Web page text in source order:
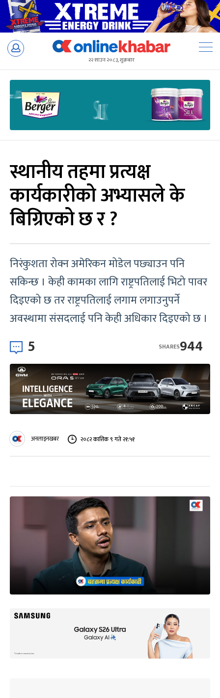
Skip
२२ साउन २०८३, शुक्रबार
स्थानीय तहमा प्रत्यक्ष
कार्यकारीको अभ्यासले के
बिग्रिएको छ र ?
निरंकुशता रोक्न अमेरिकन मोडेल पछ्याउन पनि
सकिन्छ । केही कामका लागि राष्ट्रपतिलाई भिटो पावर
दिइएको छ तर राष्ट्रपतिलाई लगाम लगाउनुपर्ने
अवस्थामा संसदलाई पनि केही अधिकार दिइएको छ ।
5 944
SHARES
अनलाइनखबर २०८२ कात्तिक ९ गते २१:५१